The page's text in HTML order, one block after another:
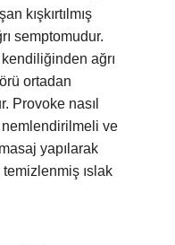
kışkırtılmış
semptomudur.
ağrı
ortadan
Provoke nasıl
nemlendirilmeli ve
yapılarak
temizlenmiş ıslak